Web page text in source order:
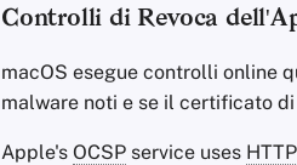
Controlli di Revoca
macOS esegue controlli online
malware noti e se il certificato
Apple's OCSP service uses